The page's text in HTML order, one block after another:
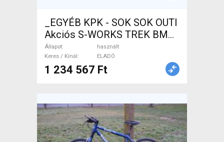
_EGYÉB KPK - SOK SOK OUTI
Akciós S-WORKS TREK BMC
WILIER Országúti használt
ELADÓ
Állapot
használt
Keres / Kínál
ELADÓ
1 234 567 Ft